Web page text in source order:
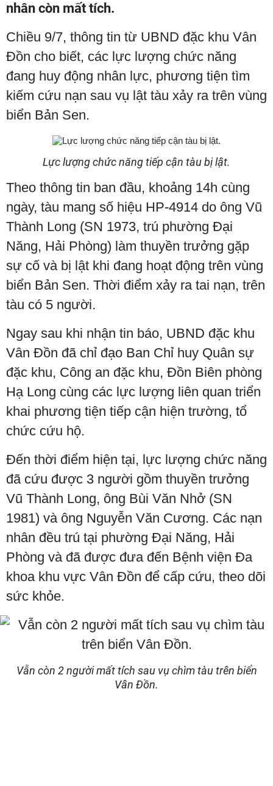
nhân còn mất tích.
Chiều 9/7, thông tin từ UBND đặc khu Vân
Đồn cho biết, các lực lượng chức năng
đang huy động nhân lực, phương tiện tìm
kiếm cứu nạn sau vụ lật tàu xảy ra trên vùng
biển Bản Sen.
Lực lượng chức năng tiếp cận tàu bị lật.
Theo thông tin ban đầu, khoảng 14h cùng
ngày, tàu mang số hiệu HP-4914 do ông Vũ
Thành Long (SN 1973, trú phường Đại
Năng, Hải Phòng) làm thuyền trưởng gặp
sự cố và bị lật khi đang hoạt động trên vùng
biển Bản Sen. Thời điểm xảy ra tai nạn, trên
tàu có 5 người.
Ngay sau khi nhận tin báo, UBND đặc khu
Vân Đồn đã chỉ đạo Ban Chỉ huy Quân sự
đặc khu, Công an đặc khu, Đồn Biên phòng
Hạ Long cùng các lực lượng liên quan triển
khai phương tiện tiếp cận hiện trường, tổ
chức cứu hộ.
Đến thời điểm hiện tại, lực lượng chức năng
đã cứu được 3 người gồm thuyền trưởng
Vũ Thành Long, ông Bùi Văn Nhở (SN
1981) và ông Nguyễn Văn Cương. Các nạn
nhân đều trú tại phường Đại Năng, Hải
Phòng và đã được đưa đến Bệnh viện Đa
khoa khu vực Vân Đồn để cấp cứu, theo dõi
sức khỏe.
Vẫn còn 2 người mất tích sau vụ chìm tàu trên biển
Vân Đồn.